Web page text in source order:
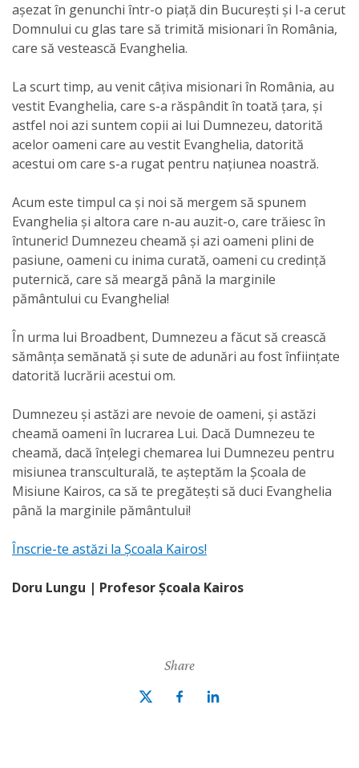
așezat în genunchi într-o piață din București și I-a cerut
Domnului cu glas tare să trimită misionari în România,
care să vestească Evanghelia.
La scurt timp, au venit câțiva misionari în România, au
vestit Evanghelia, care s-a răspândit în toată țara, și
astfel noi azi suntem copii ai lui Dumnezeu, datorită
acelor oameni care au vestit Evanghelia, datorită
acestui om care s-a rugat pentru națiunea noastră.
Acum este timpul ca și noi să mergem să spunem
Evanghelia și altora care n-au auzit-o, care trăiesc în
întuneric! Dumnezeu cheamă și azi oameni plini de
pasiune, oameni cu inima curată, oameni cu credință
puternică, care să meargă până la marginile
pământului cu Evanghelia!
În urma lui Broadbent, Dumnezeu a făcut să crească
sămânța semănată și sute de adunări au fost înființate
datorită lucrării acestui om.
Dumnezeu și astăzi are nevoie de oameni, și astăzi
cheamă oameni în lucrarea Lui. Dacă Dumnezeu te
cheamă, dacă înțelegi chemarea lui Dumnezeu pentru
misiunea transculturală, te așteptăm la Școala de
Misiune Kairos, ca să te pregătești să duci Evanghelia
până la marginile pământului!
Înscrie-te astăzi la Școala Kairos!
Doru Lungu | Profesor Școala Kairos
Share